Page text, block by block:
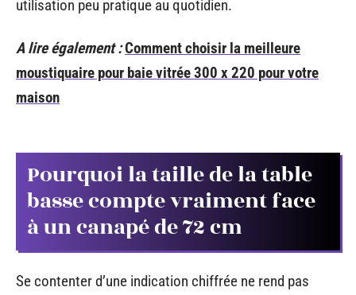
utilisation peu pratique au quotidien.
A lire également :Comment choisir la meilleure
moustiquaire pour baie vitrée 300 x 220 pour votre
maison
Pourquoi la taille de la table
basse compte vraiment face
à un canapé de 72 cm
Se contenter d’une indication chiffrée ne rend pas